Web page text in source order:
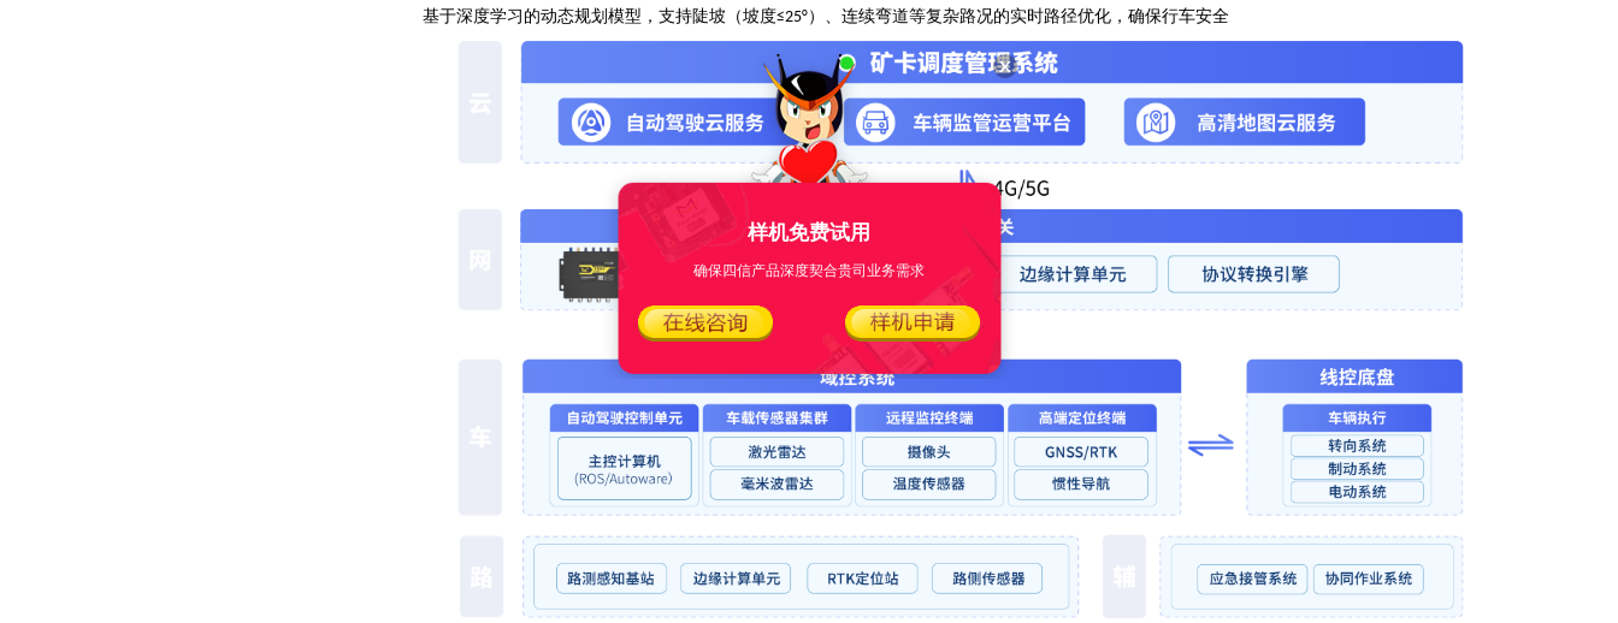
基于深度学习的动态规划模型，支持陡坡（坡度≤25°）、连续弯道等复杂路况的实时路径优化，确保行车安全
样机免费试用
确保四信产品深度契合贵司业务需求